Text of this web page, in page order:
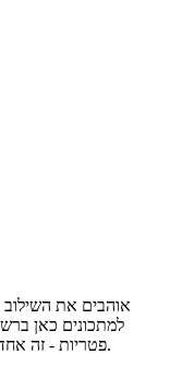
אוהבים את השילוב
למתכונים כאן
פטריות - זה אחד השילובים המוצלחים ביותר (והמזינים כמובן).